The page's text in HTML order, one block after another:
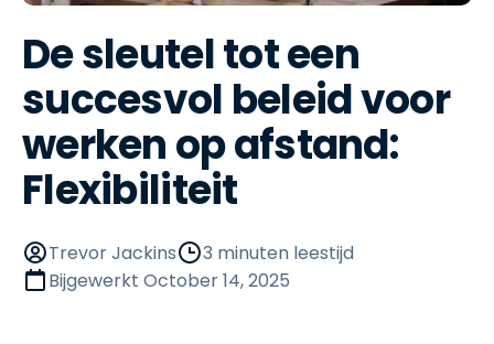
De sleutel tot een
succesvol beleid voor
werken op afstand:
Flexibiliteit
Trevor Jackins
3 minuten leestijd
Bijgewerkt October 14, 2025